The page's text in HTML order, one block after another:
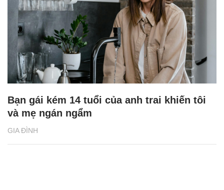
GIA ĐÌNH
Bạn gái kém 14 tuổi của anh trai khiến tôi
và mẹ ngán ngẩm